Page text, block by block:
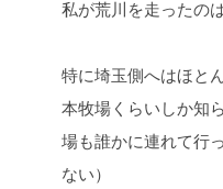
私が荒川を走ったの
特に埼玉側へはほと
本牧場くらいしか知
場も誰かに連れて行
ない）